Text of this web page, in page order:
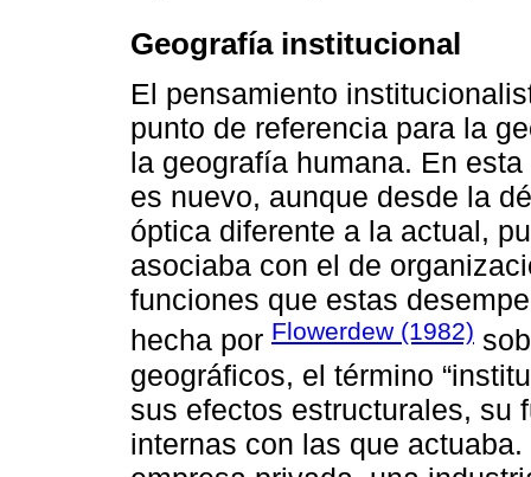
Geografía institucional
El pensamiento
punto de referencia para la
la geografía humana. En
es nuevo, aunque desde la
óptica diferente a la actual,
asociaba con el de
funciones que estas
hecha por Flowerdew (1982)
geográficos, el término
sus efectos estructurales, su
internas con las que